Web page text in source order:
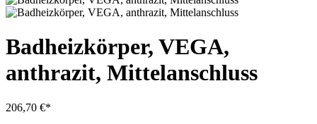
Badheizkörper, VEGA,
anthrazit, Mittelanschluss
206,70 €*